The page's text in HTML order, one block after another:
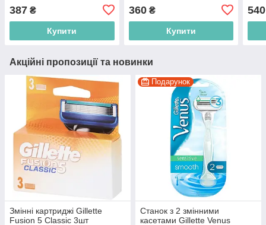
387 ₴
Купити
360₴
Купити
540
Акційні пропозиції та новинки
Змінні картриджі Gillette
Fusion 5 Classic 3шт
Подарунок
Станок з 2 змінними
касетами Gillette Venus